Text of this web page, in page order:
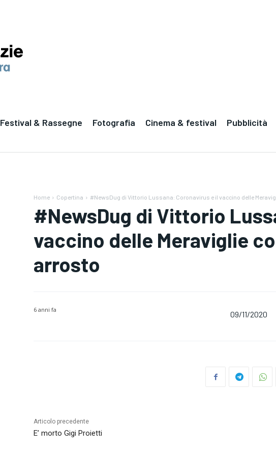
Festival & Rassegne Fotografia Cinema & festival
Pubblicità
Home Copertina #NewsDug di Vittorio Lussana: Coronavirus e il vaccino delle
#NewsDug di Vittorio
vaccino delle Meraviglie
arrosto
6 anni fa
09/11/2020
Articolo precedente
E’ morto Gigi Proietti